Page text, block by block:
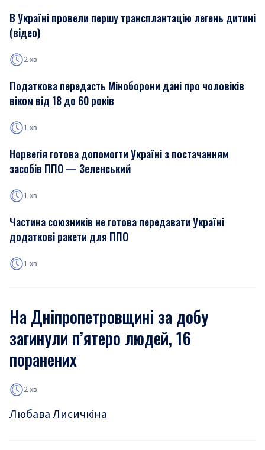
В Україні провели першу трансплантацію легень дитині
(відео)
2 хв
Податкова передасть Міноборони дані про чоловіків
віком від 18 до 60 років
1 хв
Норвегія готова допомогти Україні з постачанням
засобів ППО — Зеленський
1 хв
Частина союзників не готова передавати Україні
додаткові ракети для ППО
1 хв
На Дніпропетровщині за добу
загинули п’ятеро людей, 16
поранених
2 хв
Любава Лисичкіна